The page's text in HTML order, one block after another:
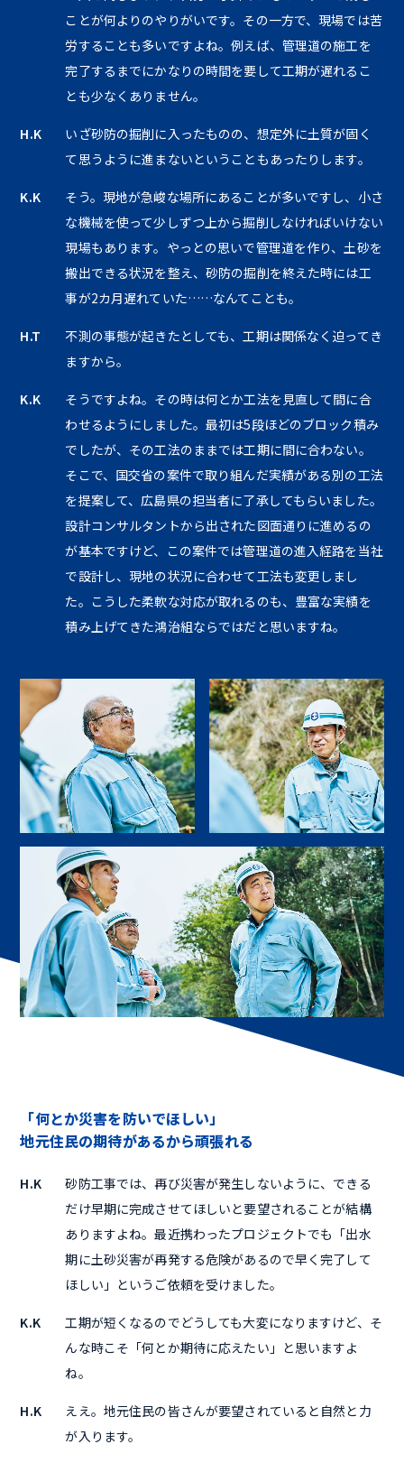
ことが何よりのやりがいです。その一方で、現場では苦
労することも多いですよね。例えば、管理道の施工を
完了するまでにかなりの時間を要して工期が遅れるこ
とも少なくありません。
H.K
いざ砂防の掘削に入ったものの、想定外に土質が固く
て思うように進まないということもあったりします。
K.K
そう。現地が急峻な場所にあることが多いですし、小さ
な機械を使って少しずつ上から掘削しなければいけない
現場もあります。やっとの思いで管理道を作り、土砂を
搬出できる状況を整え、砂防の掘削を終えた時には工
事が2カ月遅れていた……なんてことも。
H.T
不測の事態が起きたとしても、工期は関係なく迫ってき
ますから。
K.K
そうですよね。その時は何とか工法を見直して間に合
わせるようにしました。最初は5段ほどのブロック積み
でしたが、その工法のままでは工期に間に合わない。
そこで、国交省の案件で取り組んだ実績がある別の工法
を提案して、広島県の担当者に了承してもらいました。
設計コンサルタントから出された図面通りに進めるの
が基本ですけど、この案件では管理道の進入経路を当社
で設計し、現地の状況に合わせて工法も変更しまし
た。こうした柔軟な対応が取れるのも、豊富な実績を
積み上げてきた鴻治組ならではだと思いますね。
「何とか災害を防いでほしい」
地元住民の期待があるから頑張れる
H.K
砂防工事では、再び災害が発生しないように、できる
だけ早期に完成させてほしいと要望されることが結構
ありますよね。最近携わったプロジェクトでも「出水
期に土砂災害が再発する危険があるので早く完了して
ほしい」というご依頼を受けました。
K.K
工期が短くなるのでどうしても大変になりますけど、そ
んな時こそ「何とか期待に応えたい」と思いますよ
ね。
H.K
ええ。地元住民の皆さんが要望されていると自然と力
が入ります。